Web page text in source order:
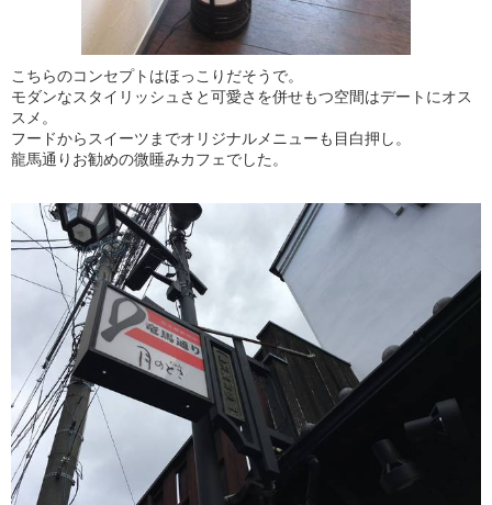
こちらのコンセプトはほっこりだそうで。
モダンなスタイリッシュさと可愛さを併せもつ空間はデートにオス
スメ。
フードからスイーツまでオリジナルメニューも目白押し。
龍馬通りお勧めの微睡みカフェでした。